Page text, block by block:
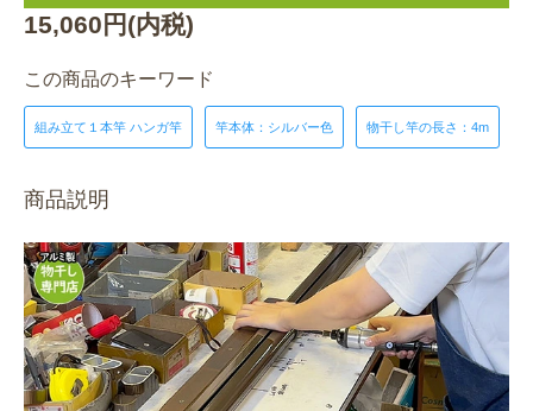
15,060円(内税)
この商品のキーワード
組み立て１本竿 ハンガ竿 竿本体：シルバー色 物干し竿の長さ：4m
商品説明